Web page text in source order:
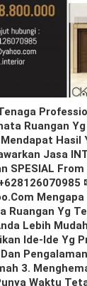
Ruangan
Hasil
Jasa
SPESIAL
Mengapa
Ruangan Yg
Lebih
Ide-Ide Yg
3.
Waktu